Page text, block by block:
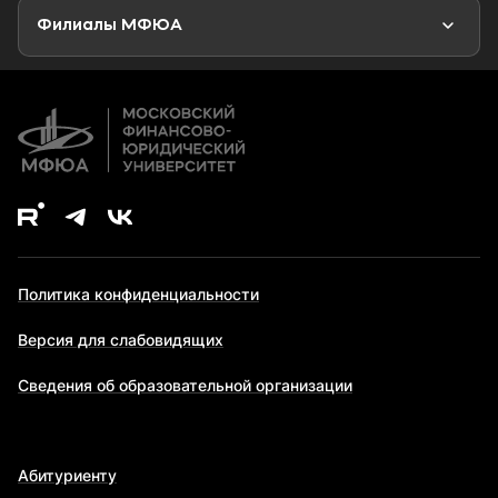
Дополнительное образование
Филиалы МФЮА
Политика конфиденциальности
Версия для слабовидящих
Сведения об образовательной организации
Абитуриенту